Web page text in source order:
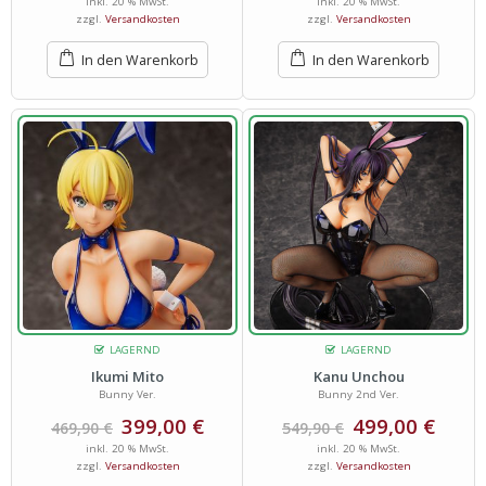
zzgl. Versandkosten
In den Warenkorb
zzgl. Versandkosten
In den Warenkorb
LAGERND
Ikumi Mito
Bunny Ver.
469,90€ 399,00 €
inkl. 20 % MwSt.
zzgl. Versandkosten
LAGERND
Kanu Unchou
Bunny 2nd Ver.
549,90€ 499,00 €
inkl. 20 % MwSt.
zzgl. Versandkosten